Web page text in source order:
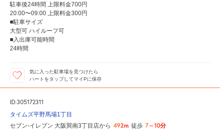
駐車後24時間 上限料金700円
20:00〜09:00 上限料金300円
■駐車サイズ
大型可 ハイルーフ可
■入出庫可能時間
24時間
気に入った駐車場を見つけたら
ハートをタップしてマイPに保存
ID:305172311
タイムズ平野馬場1丁目
セブン-イレブン 大阪巽南3丁目店から 492m 徒歩 7～10分